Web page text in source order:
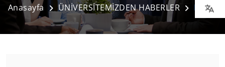
Anasayfa ÜNİVERSİTEMİZDEN HABERLER Detay